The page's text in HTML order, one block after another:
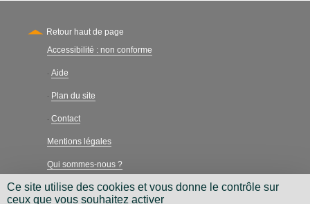
Retour haut de page
Secondary
Accessibilité : non conforme
- Aide
- Plan du site
- Contact
Mentions légales
Qui sommes-nous ?
Charte néthique
Ce site utilise des cookies et vous donne le contrôle sur
ceux que vous souhaitez activer